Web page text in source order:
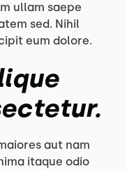
ullam saepe
sed. Nihil
eum dolore.
aut nam
itaque odio